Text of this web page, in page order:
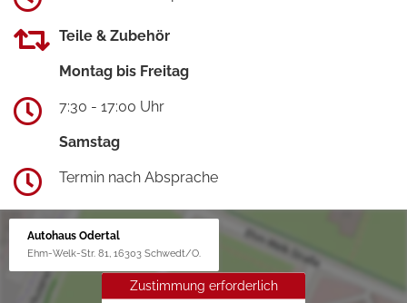
Teile & Zubehör
Montag bis Freitag
7:30 - 17:00 Uhr
Samstag
Termin nach Absprache
Autohaus Odertal
Ehm-Welk-Str. 81, 16303 Schwedt/O.
Zustimmung erforderlich